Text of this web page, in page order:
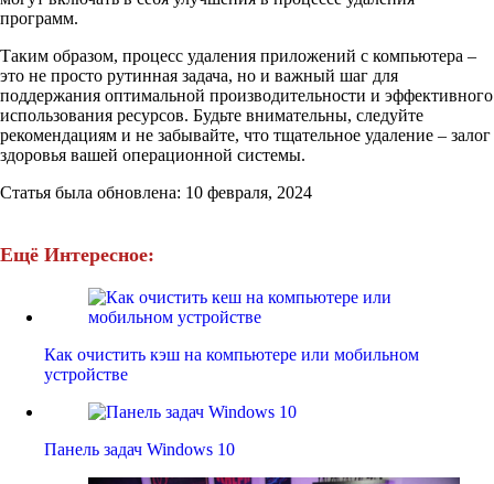
программ.
Таким образом, процесс удаления приложений с компьютера –
это не просто рутинная задача, но и важный шаг для
поддержания оптимальной производительности и эффективного
использования ресурсов. Будьте внимательны, следуйте
рекомендациям и не забывайте, что тщательное удаление – залог
здоровья вашей операционной системы.
Статья была обновлена: 10 февраля, 2024
Ещё Интересное:
Как очистить кэш на компьютере или мобильном
устройстве
Панель задач Windows 10